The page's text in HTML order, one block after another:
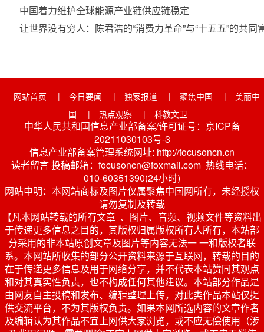
中国着力维护全球能源产业链供应链稳定
让世界没有穷人：陈君浩的“消费力革命”与“十五五”的
网站首页 | 今日要闻 | 独家报道 | 聚焦中国 |
美丽中
国
| 热点观察 | 科教文卫
中华人民共和国信息产业部备案/许可证号：京ICP备
20211030103号-3
信息产业部备案管理系统网址: http://focusoncn.cn
读者留言 投稿邮箱：focusoncn@foxmail.com 热线电话：
010-60351390(24小时)
网站申明：本网站商标及图片仅属聚焦中国网所有，未经授权
请勿复制及转载
【凡本网站转载的所有文章 、图片、音频、视频文件等资料出
于传递更多信息之目的，其版权归属版权所有人所有，本站部
分采用的非本站原创文章及图片等内容无法一 一和版权者联
系。本网站所收集的部分公开资料来源于互联网，转载的目的
在于传递更多信息及用于网络分享，并不代表本站赞同其观点
和对其真实性负责，也不构成任何其他建议。本站部分作品是
由网友自主投稿和发布、编辑整理上传，对此类作品本站仅提
供交流平台，不为其版权负责。如果本网所选内容的文章作者
及编辑认为其作品不宜上网供大家浏览，或不应无偿使用（涉